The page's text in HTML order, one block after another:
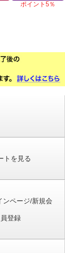
ポイント5％
トを見る
ンページ/新規会
員登録